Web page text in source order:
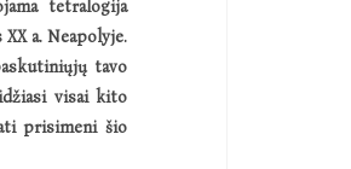
tetralogija
a. Neapolyje.
tavo
žiasi visai kito
prisimeni šio